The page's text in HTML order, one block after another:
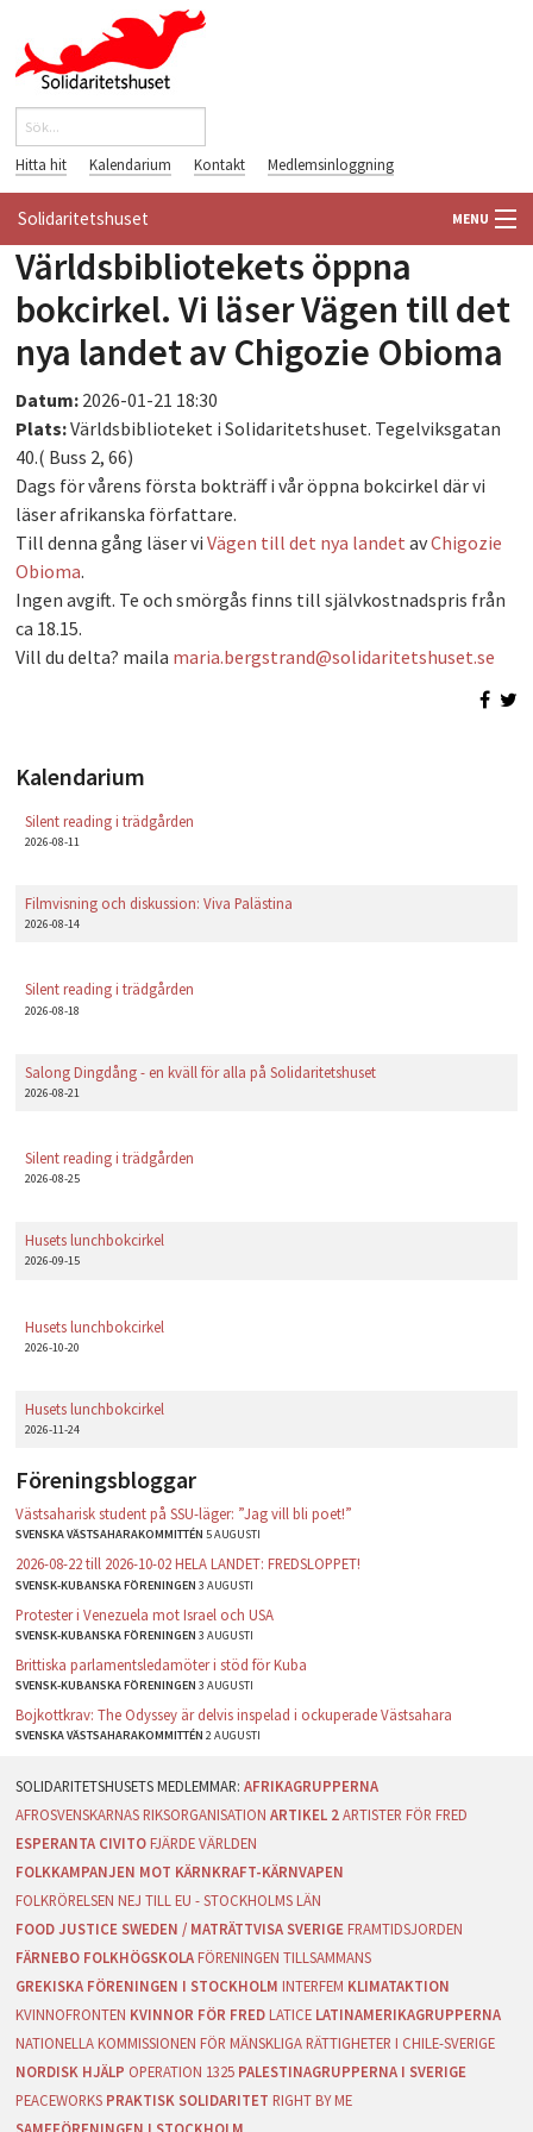
Hoppa till huvudinnehåll
Sökformulär
Hitta hit Kalendarium Kontakt Medlemsinloggning
Solidaritetshuset MENU
HEM
VÄRLDSBIBLIOTEKET
PÅ GÅNG
Världsbibliotekets öppna
bokcirkel. Vi läser Vägen till det
nya landet av Chigozie Obioma
Datum: 2026-01-21 18:30
Plats:Världsbiblioteket i Solidaritetshuset. Tegelviksgatan
40.( Buss 2, 66)
Dags för vårens första bokträff i vår öppna bokcirkel där vi
läser afrikanska författare.
Till denna gång läser viVägen till det nya landet avChigozie
Obioma.
Ingen avgift. Te och smörgås finns till självkostnadspris från
ca 18.15.
Vill du delta? maila maria.bergstrand@solidaritetshuset.se
Kalendarium
Silent reading i trädgården
2026-08-11
Filmvisning och diskussion: Viva Palästina
2026-08-14
Silent reading i trädgården
2026-08-18
Salong Dingdång - en kväll för alla på Solidaritetshuset
2026-08-21
Silent reading i trädgården
2026-08-25
Husets lunchbokcirkel
2026-09-15
Husets lunchbokcirkel
2026-10-20
Husets lunchbokcirkel
2026-11-24
Föreningsbloggar
Västsaharisk student på SSU-läger: ”Jag vill bli poet!”
SVENSKA VÄSTSAHARAKOMMITTÉN5 AUGUSTI
2026-08-22 till 2026-10-02 HELA LANDET: FREDSLOPPET!
SVENSK-KUBANSKA FÖRENINGEN3 AUGUSTI
Protester i Venezuela mot Israel och USA
SVENSK-KUBANSKA FÖRENINGEN3 AUGUSTI
Brittiska parlamentsledamöter i stöd för Kuba
SVENSK-KUBANSKA FÖRENINGEN3 AUGUSTI
Bojkottkrav: The Odyssey är delvis inspelad i ockuperade Västsahara
SVENSKA VÄSTSAHARAKOMMITTÉN2 AUGUSTI
AFRIKAGRUPPERNA
AFROSVENSKARNAS RIKSORGANISATION ARTIKEL 2 ARTISTER FÖR FRED
ESPERANTA CIVITO FJÄRDE VÄRLDEN
FOLKKAMPANJEN MOT KÄRNKRAFT-KÄRNVAPEN
FOLKRÖRELSEN NEJ TILL EU - STOCKHOLMS LÄN
FOOD JUSTICE SWEDEN / MATRÄTTVISA SVERIGE FRAMTIDSJORDEN
FÄRNEBO FOLKHÖGSKOLA FÖRENINGEN TILLSAMMANS
GREKISKA FÖRENINGEN I STOCKHOLM INTERFEM KLIMATAKTION
KVINNOFRONTEN KVINNOR FÖR FRED LATICE LATINAMERIKAGRUPPERNA
NATIONELLA KOMMISSIONEN FÖR MÄNSKLIGA RÄTTIGHETER I CHILE-SVERIGE
NORDISK HJÄLP OPERATION 1325 PALESTINAGRUPPERNA I SVERIGE
PEACEWORKS PRAKTISK SOLIDARITET RIGHT BY ME